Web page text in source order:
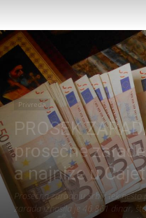
Privreda
PROSEK
prosečne
a najniže u
Prosečna zarada u Srbiji tek
zarada iznosila je 46.861 dinar,